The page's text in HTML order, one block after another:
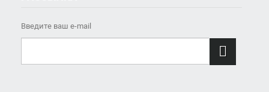
Введите ваш e-mail
